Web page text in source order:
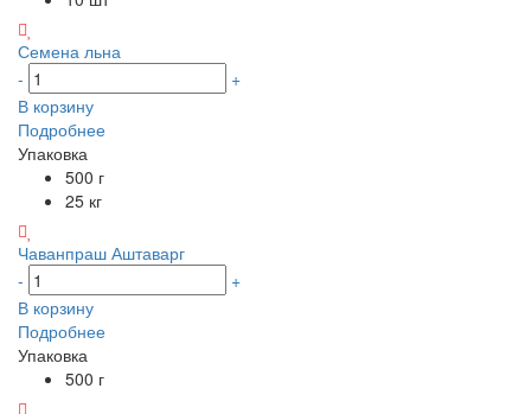
Семена льна
-
+
В корзину
Подробнее
Упаковка
500 г
25 кг
Чаванпраш Аштаварг
-
+
В корзину
Подробнее
Упаковка
500 г